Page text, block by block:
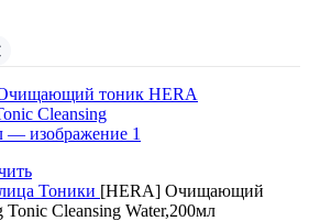
Тоники [HERA] Очищающий
Cleansing Water,200мл